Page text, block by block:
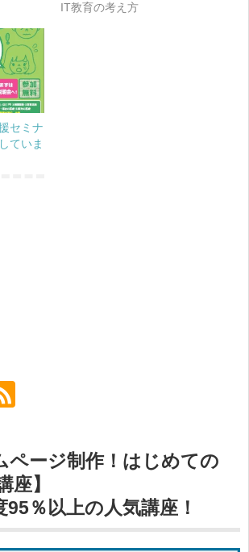
IT教育の考え方
セミナ
ていま
ページ制作！はじめての
】
95％以上の人気講座！